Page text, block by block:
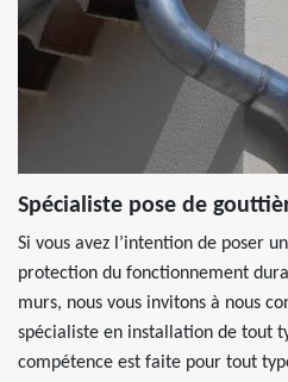
Spécialiste pose de
Si vous avez l’intention de poser
protection du fonctionnement
murs, nous vous invitons à nous
spécialiste en installation de tout
compétence est faite pour tout